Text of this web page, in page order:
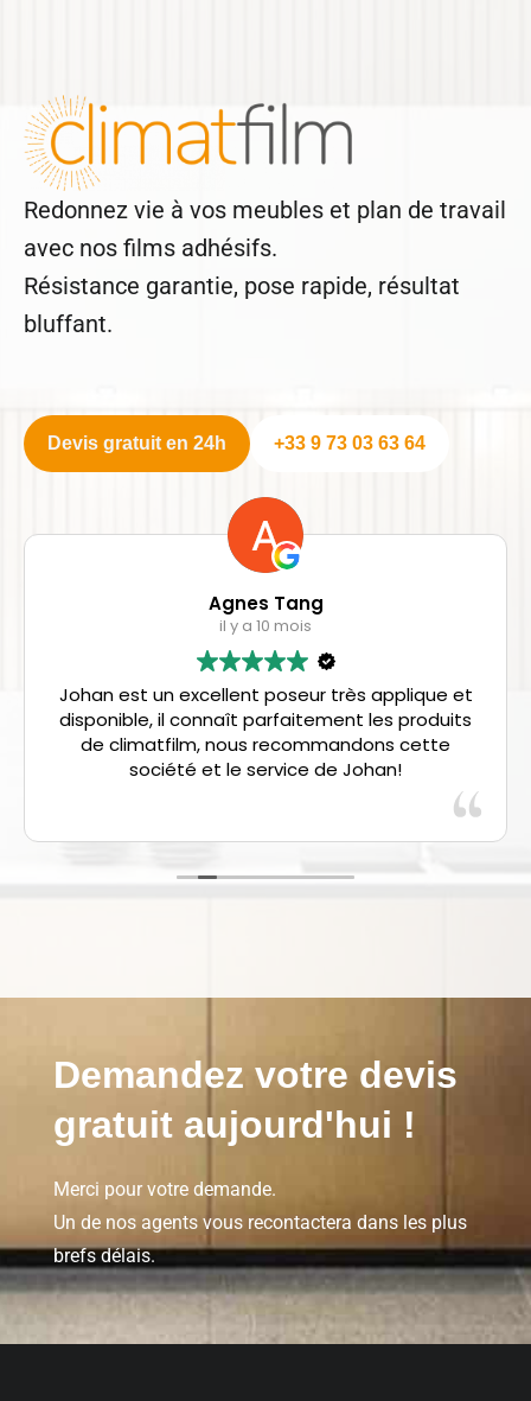
Redonnez vie à vos meubles et plan de travail
avec nos films adhésifs.
Résistance garantie, pose rapide, résultat
bluffant.
Devis gratuit en 24h +33 9 73 03 63 64
Agnes Tang
il y a 10 mois
Johan est un excellent poseur très applique et
disponible, il connaît parfaitement les produits
de climatfilm, nous recommandons cette
société et le service de Johan!
Demandez votre devis
gratuitaujourd'hui !
Merci pour votre demande.
Un de nos agents vous recontactera dans les plus
brefs délais.